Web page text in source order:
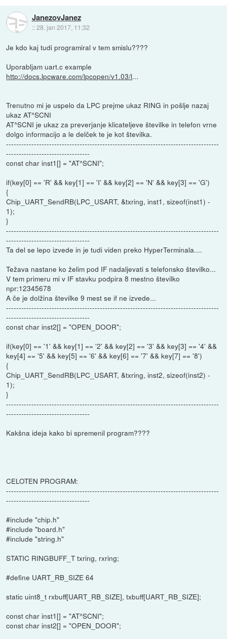
JanezovJanez
::28. jan 2017, 11:32
Je kdo kaj tudi programiral v tem smislu????
Uporabljam uart.c example
http://docs.lpcware.com/lpcopen/v1.03/l...
Trenutno mi je uspelo da LPC prejme ukaz RING in pošlje nazaj
ukaz AT^SCNI
AT^SCNI je ukaz za preverjanje klicateljeve številke in telefon vrne
dolgo informacijo a le delček te je kot številka.
------------------------------------------------------------------------------------
---------------------------------
const char inst1[] = "AT^SCNI";
if(key[0] == 'R' && key[1] == 'I' && key[2] == 'N' && key[3] == 'G')
{
Chip_UART_SendRB(LPC_USART, &txring, inst1, sizeof(inst1) -
1);
}
------------------------------------------------------------------------------------
---------------------------------
Ta del se lepo izvede in je tudi viden preko HyperTerminala....
Težava nastane ko želim pod IF nadaljevati s telefonsko številko...
V tem primeru mi v IF stavku podpira 8 mestno številko
npr:12345678
A če je dolžina številke 9 mest se if ne izvede...
------------------------------------------------------------------------------------
---------------------------------
const char inst2[] = "OPEN_DOOR";
if(key[0] == '1' && key[1] == '2' && key[2] == '3' && key[3] == '4' &&
key[4] == '5' && key[5] == '6' && key[6] == '7' && key[7] == '8')
{
Chip_UART_SendRB(LPC_USART, &txring, inst2, sizeof(inst2) -
1);
}
------------------------------------------------------------------------------------
---------------------------------
Kakšna ideja kako bi spremenil program????
CELOTEN PROGRAM:
------------------------------------------------------------------------------------
---------------------------------
#include "chip.h"
#include "board.h"
#include "string.h"
STATIC RINGBUFF_T txring, rxring;
#define UART_RB_SIZE 64
static uint8_t rxbuff[UART_RB_SIZE], txbuff[UART_RB_SIZE];
const char inst1[] = "AT^SCNI";
const char inst2[] = "OPEN_DOOR";